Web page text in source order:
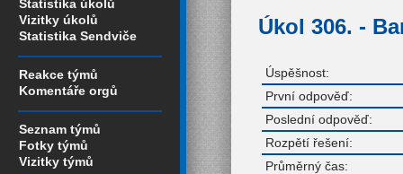
Statistika úkolů
Vizitky úkolů
Statistika Sendviče
Reakce týmů
Komentáře orgů
Seznam týmů
Fotky týmů
Vizitky týmů
Úkol 306. -
Úspěšnost:
První odpověď:
Poslední odpověď:
Rozpětí řešení:
Průměrný čas: